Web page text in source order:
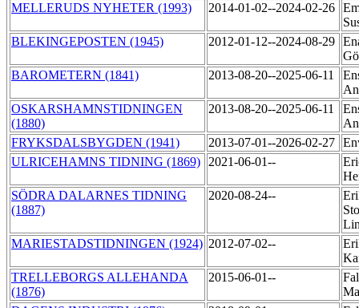
MELLERUDS NYHETER (1993)
2014-01-02--2024-02-26
BLEKINGEPOSTEN (1945)
2012-01-12--2024-08-29
BAROMETERN (1841)
2013-08-20--2025-06-11
OSKARSHAMNSTIDNINGEN
(1880)
2013-08-20--2025-06-11
FRYKSDALSBYGDEN (1941)
2013-07-01--2026-02-27
ULRICEHAMNS TIDNING (1869)
2021-06-01--
SÖDRA DALARNES TIDNING
(1887)
2020-08-24--
MARIESTADSTIDNINGEN (1924) 2012-07-02--
TRELLEBORGS ALLEHANDA
(1876)
2015-06-01--